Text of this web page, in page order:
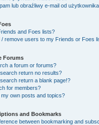
lub obraźliwy e-mail od
and Foes lists?
/ remove users to my Friends or Foes
Forums
a forum or forums?
return no results?
return a blank page!?
for members?
my own posts and topics?
and Bookmarks
between bookmarking and